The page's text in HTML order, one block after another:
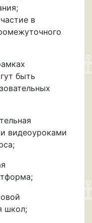
в
быть
видеоуроками
школ;